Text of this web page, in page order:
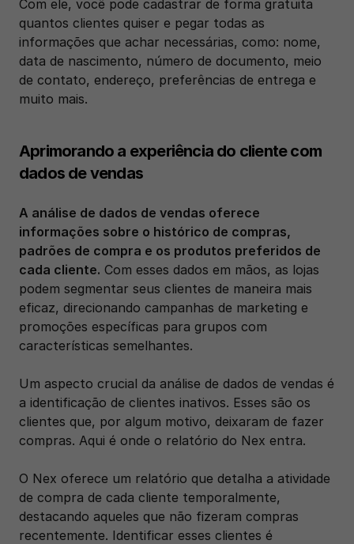
Com ele, você pode cadastrar de forma gratuita
quantos clientes quiser e pegar todas as
informações que achar necessárias, como: nome,
data de nascimento, número de documento, meio
de contato, endereço, preferências de entrega e
muito mais.
Aprimorando a experiência do cliente com
dados de vendas
A análise de dados de vendas oferece
informações sobre o histórico de compras,
padrões de compra e os produtos preferidos de
cada cliente. Com esses dados em mãos, as lojas
podem segmentar seus clientes de maneira mais
eficaz, direcionando campanhas de marketing e
promoções específicas para grupos com
características semelhantes.
Um aspecto crucial da análise de dados de vendas é
a identificação de clientes inativos. Esses são os
clientes que, por algum motivo, deixaram de fazer
compras. Aqui é onde o relatório do Nex entra.
O Nex oferece um relatório que detalha a atividade
de compra de cada cliente temporalmente,
destacando aqueles que não fizeram compras
recentemente. Identificar esses clientes é